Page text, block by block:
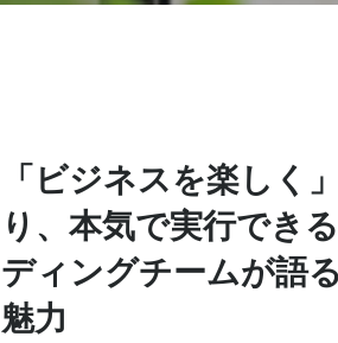
「ビジネスを楽しく
り、本気で実行で
ディングチームが語
魅力